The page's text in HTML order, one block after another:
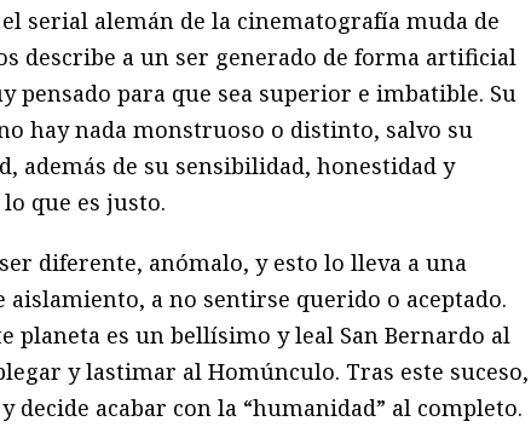
serial alemán de la cinematografía muda de
describe a un ser generado de forma artificial
pensado para que sea superior e imbatible. Su
no hay nada monstruoso o distinto, salvo su
además de su sensibilidad, honestidad y
que es justo.
diferente, anómalo, y esto lo lleva a una
aislamiento, a no sentirse querido o aceptado.
planeta es un bellísimo y leal San Bernardo al
y lastimar al Homúnculo. Tras este suceso,
decide acabar con la “humanidad” al completo.